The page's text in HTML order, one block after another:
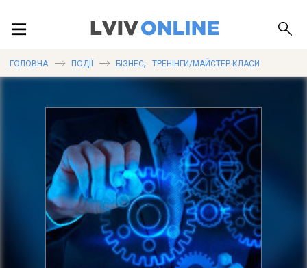
ПУБЛІКАЦІЇ
ДОВІДКА
ГОЛОВНА ПОДІЇ БІЗНЕС, ТРЕНІНГИ/МАЙСТЕР-КЛАСИ